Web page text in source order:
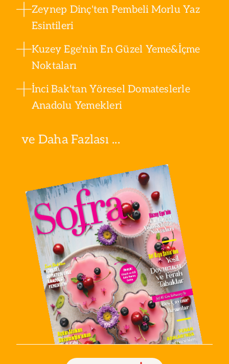
Zeynep Dinç'ten Pembeli Morlu Yaz
Esintileri
Kuzey Ege'nin En Güzel Yeme&İçme
Noktaları
İnci Bak'tan Yöresel Domateslerle
Anadolu Yemekleri
ve Daha Fazlası ...